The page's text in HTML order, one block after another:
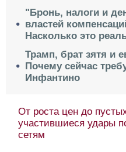
"Бронь, налоги и
властей
Насколько это
Трамп, брат зятя и
Почему сейчас
Инфантино
От роста цен до
участившиеся удары
сетям